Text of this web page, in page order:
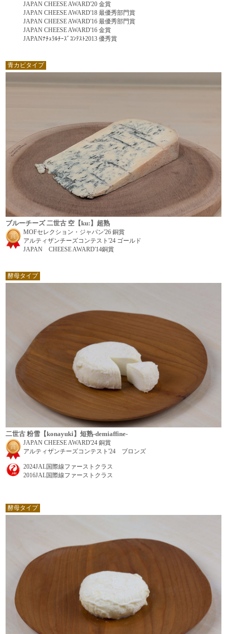
JAPAN CHEESE AWARD'20 金賞
JAPAN CHEESE AWARD'18 最優秀部門賞
JAPAN CHEESE AWARD'16 最優秀部門賞
JAPAN CHEESE AWARD'16 金賞
JAPANﾅﾁｭﾗﾙﾁｰｽﾞｺﾝﾃｽﾄ2013 優秀賞
青カビタイプ
ブルーチーズ 二世古 空【ku:】超熟
MOFセレクション・ジャパン'26 銅賞
アルティザンチーズコンテスト'24 ゴールド
JAPAN CHEESE AWARD'14銅賞
酵母タイプ
二世古 粉雪【konayuki】短熟-demiaffine-
JAPAN CHEESE AWARD'24 銅賞
アルティザンチーズコンテスト'24 ブロンズ
2024JAL国際線ファーストクラス
2016JAL国際線ファーストクラス
酵母タイプ